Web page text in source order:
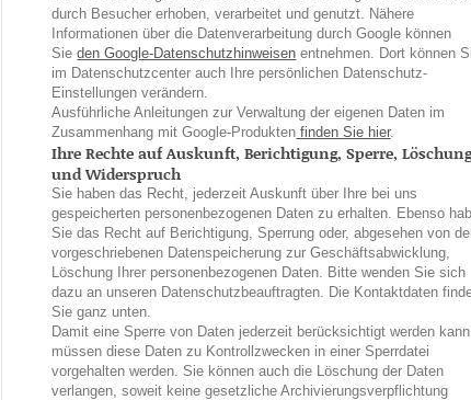
durch Besucher erhoben, verarbeitet und genutzt. Nähere
Informationen über die Datenverarbeitung durch Google können
Sieden Google-Datenschutzhinweisen entnehmen. Dort können
im Datenschutzcenter auch Ihre persönlichen Datenschutz-
Einstellungen verändern.
Ausführliche Anleitungen zur Verwaltung der eigenen Daten im
Zusammenhang mit Google-Produkten finden Sie hier.
Ihre Rechte auf Auskunft, Berichtigung, Sperre,
und Widerspruch
Sie haben das Recht, jederzeit Auskunft über Ihre bei uns
gespeicherten personenbezogenen Daten zu erhalten. Ebenso
Sie das Recht auf Berichtigung, Sperrung oder, abgesehen von
vorgeschriebenen Datenspeicherung zur Geschäftsabwicklung,
Löschung Ihrer personenbezogenen Daten. Bitte wenden Sie sich
dazu an unseren Datenschutzbeauftragten. Die Kontaktdaten
Sie ganz unten.
Damit eine Sperre von Daten jederzeit berücksichtigt werden kann,
müssen diese Daten zu Kontrollzwecken in einer Sperrdatei
vorgehalten werden. Sie können auch die Löschung der Daten
verlangen, soweit keine gesetzliche Archivierungsverpflichtung